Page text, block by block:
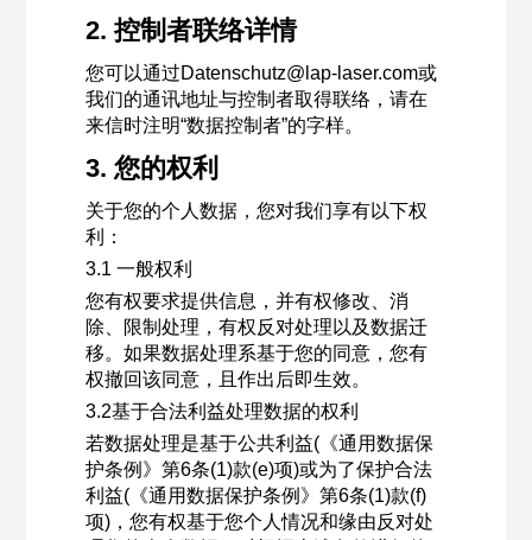
2. 控制者联络详情
您可以通过Datenschutz@lap-laser.com或
我们的通讯地址与控制者取得联络，请在
来信时注明“数据控制者”的字样。
3. 您的权利
关于您的个人数据，您对我们享有以下权
利：
3.1 一般权利
您有权要求提供信息，并有权修改、消
除、限制处理，有权反对处理以及数据迁
移。如果数据处理系基于您的同意，您有
权撤回该同意，且作出后即生效。
3.2基于合法利益处理数据的权利
若数据处理是基于公共利益(《通用数据保
护条例》第6条(1)款(e)项)或为了保护合法
利益(《通用数据保护条例》第6条(1)款(f)
项)，您有权基于您个人情况和缘由反对处